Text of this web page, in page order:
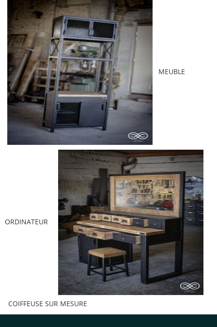
MEUBLE
ORDINATEUR
COIFFEUSE SUR MESURE